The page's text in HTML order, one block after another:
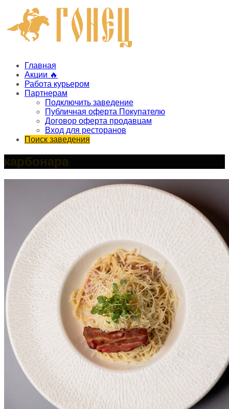
Главная
Акции 🔥
Работа курьером
Партнерам
Подключить заведение
Публичная оферта Покупателю
Договор оферта продавцам
Вход для ресторанов
Поиск заведения
карбонара